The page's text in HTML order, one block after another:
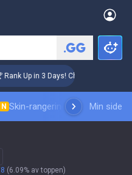
Rank Up in 3 Days! Challenger
N Skin-rangeringRangeringer
Min side
(6.09% av toppen)